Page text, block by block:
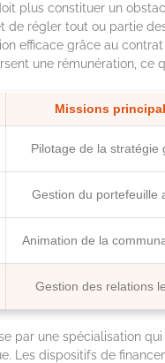
plus constituer un
régler tout ou partie
efficace grâce au
une rémunération, ce
Missions
Pilotage de la stratégie
Gestion du portefeuille
Animation de la
Gestion des relations
par une spécialisation
Les dispositifs de